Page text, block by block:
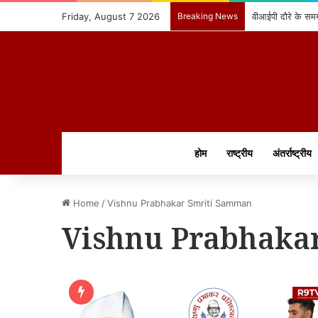
Friday, August 7 2026 Breaking News वीआईपी दौरे के
होम राष्ट्रीय अंतर्राष्ट्रीय
Home /Vishnu Prabhakar Smriti Samman
Vishnu